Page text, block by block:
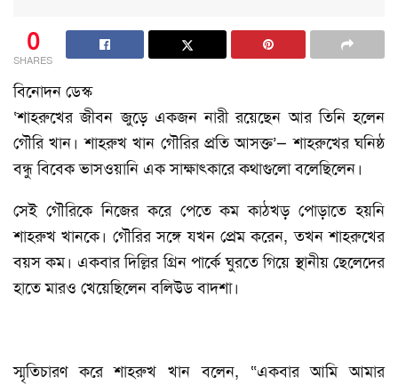
0
SHARES
বিনোদন ডেস্ক
‘শাহরুখের জীবন জুড়ে একজন নারী রয়েছেন আর তিনি হলেন
গৌরি খান। শাহরুখ খান গৌরির প্রতি আসক্ত’— শাহরুখের ঘনিষ্ঠ
বন্ধু বিবেক ভাসওয়ানি এক সাক্ষাৎকারে কথাগুলো বলেছিলেন।
সেই গৌরিকে নিজের করে পেতে কম কাঠখড় পোড়াতে হয়নি
শাহরুখ খানকে। গৌরির সঙ্গে যখন প্রেম করেন, তখন শাহরুখের
বয়স কম। একবার দিল্লির গ্রিন পার্কে ঘুরতে গিয়ে স্থানীয় ছেলেদের
হাতে মারও খেয়েছিলেন বলিউড বাদশা।
স্মৃতিচারণ করে শাহরুখ খান বলেন, “একবার আমি আমার